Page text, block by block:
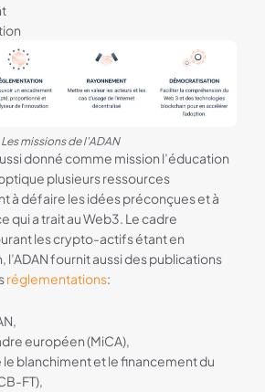
Les missions de l'ADAN
donné comme mission l’éducation
plusieurs ressources
à défaire les idées préconçues et à
qui a trait au Web3. Le cadre
les crypto-actifs étant en
fournit aussi des publications
réglementations:
européen (MiCA),
le blanchiment et le financement du
FT),